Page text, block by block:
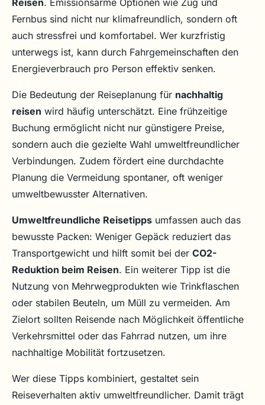
Reisen. Emissionsarme Optionen wie Zug und
Fernbus sind nicht nur klimafreundlich, sondern oft
auch stressfrei und komfortabel. Wer kurzfristig
unterwegs ist, kann durch Fahrgemeinschaften den
Energieverbrauch pro Person effektiv senken.
Die Bedeutung der Reiseplanung für nachhaltig
reisen wird häufig unterschätzt. Eine frühzeitige
Buchung ermöglicht nicht nur günstigere Preise,
sondern auch die gezielte Wahl umweltfreundlicher
Verbindungen. Zudem fördert eine durchdachte
Planung die Vermeidung spontaner, oft weniger
umweltbewusster Alternativen.
Umweltfreundliche Reisetipps umfassen auch das
bewusste Packen: Weniger Gepäck reduziert das
Transportgewicht und hilft somit bei der CO2-
Reduktion beim Reisen. Ein weiterer Tipp ist die
Nutzung von Mehrwegprodukten wie Trinkflaschen
oder stabilen Beuteln, um Müll zu vermeiden. Am
Zielort sollten Reisende nach Möglichkeit öffentliche
Verkehrsmittel oder das Fahrrad nutzen, um ihre
nachhaltige Mobilität fortzusetzen.
Wer diese Tipps kombiniert, gestaltet sein
Reiseverhalten aktiv umweltfreundlicher. Damit trägt